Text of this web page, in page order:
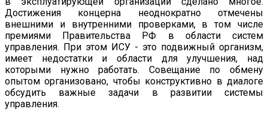
Достижения концерна неоднократно отмечены
внешними и внутренними проверками, в том числе
премиями Правительства РФ в области систем
управления. При этом ИСУ - это подвижный организм,
имеет недостатки и области для улучшения, над
которыми нужно работать. Совещание по обмену
опытом организовано, чтобы конструктивно в диалоге
обсудить важные задачи в развитии системы
управления.